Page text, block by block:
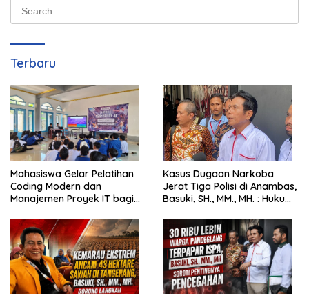
Search
for:
Terbaru
Mahasiswa Gelar Pelatihan
Coding Modern dan
Manajemen Proyek IT bagi
Kasus Dugaan Narkoba
Jerat Tiga Polisi di Anambas,
Basuki, SH., MM., MH. : Hukum